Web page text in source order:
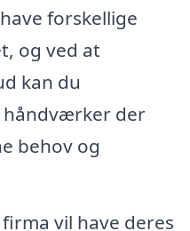
forskellige
og ved at
kan du
håndværker der
behov og
vil have deres